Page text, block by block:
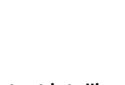
clics, récupérez le
Merci Facteur